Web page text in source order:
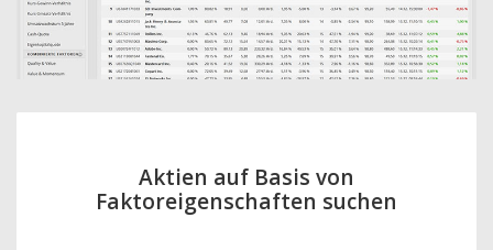
Aktien auf Basis von
Faktoreigenschaften suchen